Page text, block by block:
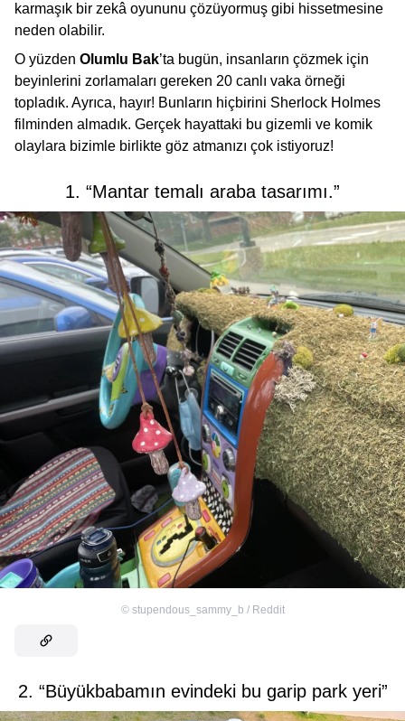
karmaşık bir zekâ oyununu çözüyormuş gibi hissetmesine
neden olabilir.
O yüzden Olumlu Bak’ta bugün, insanların çözmek için
beyinlerini zorlamaları gereken 20 canlı vaka örneği
topladık. Ayrıca, hayır! Bunların hiçbirini Sherlock Holmes
filminden almadık. Gerçek hayattaki bu gizemli ve komik
olaylara bizimle birlikte göz atmanızı çok istiyoruz!
1. “Mantar temalı araba tasarımı.”
© stupendous_sammy_b / Reddit
2. “Büyükbabamın evindeki bu garip park yeri”